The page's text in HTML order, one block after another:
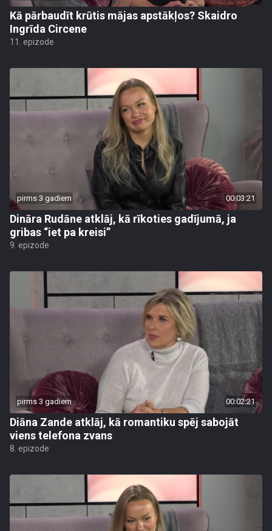
Kā pārbaudīt krūtis mājas apstākļos? Skaidro
Ingrīda Circene
11. epizode
pirms 3 gadiem 00:03:21
Dināra Rudāne atklāj, kā rīkoties gadījumā, ja
gribas “iet pa kreisi”
9. epizode
pirms 3 gadiem 00:02:21
Diāna Zande atklāj, kā romantiku spēj sabojāt
viens telefona zvans
8. epizode